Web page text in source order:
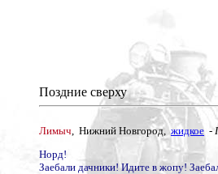
Поздние сверху
Лимыч, Нижний Новгород,жидкое -
Норд!
Заебали дачники! Идите в жопу!